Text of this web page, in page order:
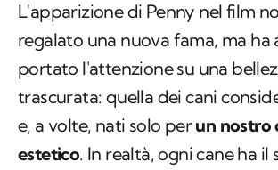
L'apparizione di Penny nel film
regalato una nuova fama, ma ha
portato l'attenzione su una
trascurata: quella dei cani
e, a volte, nati solo perun nostro
estetico. In realtà, ogni cane ha il